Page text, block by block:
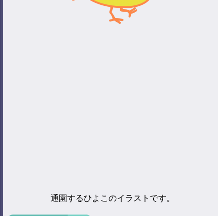
通園するひよこのイラストです。